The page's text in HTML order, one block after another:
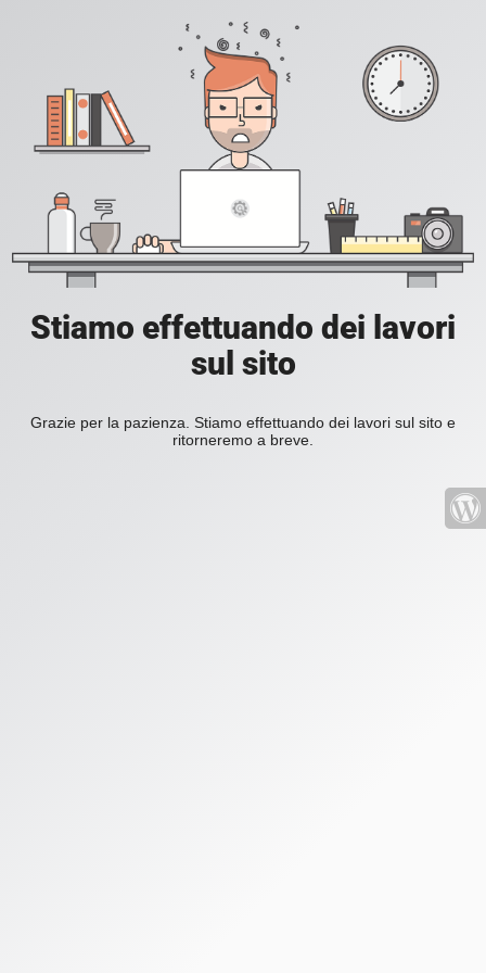
Stiamo effettuando dei lavori
sul sito
Grazie per la pazienza. Stiamo effettuando dei lavori sul sito e
ritorneremo a breve.